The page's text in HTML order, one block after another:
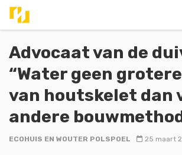
Advocaat van de
“Water geen
van houtskelet dan
andere
ECOHUIS EN WOUTER POLSPOEL 25 maart